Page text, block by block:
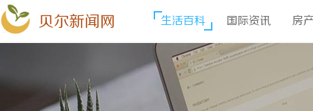
贝尔新闻网 生活百科 国际资讯 房